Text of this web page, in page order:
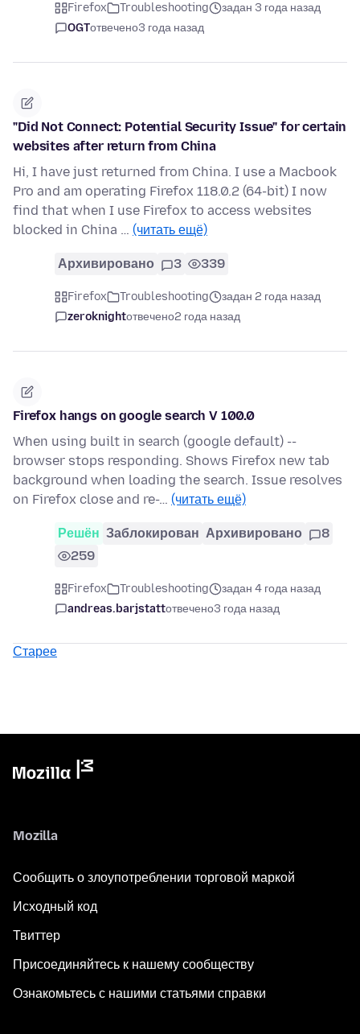
Firefox Troubleshooting
задан 3 года назад
OGTотвечено3 года назад
"Did Not Connect: Potential Security Issue" for certain
websites after return from China
Hi, I have just returned from China. I use a Macbook
Pro and am operating Firefox 118.0.2 (64-bit) I now
find that when I use Firefox to access websites
blocked in China … (читать ещё)
Архивировано 3 339
Firefox Troubleshooting
задан 2 года назад
zeroknightотвечено2 года назад
Firefox hangs on google search V 100.0
When using built in search (google default) --
browser stops responding. Shows Firefox new tab
background when loading the search. Issue resolves
on Firefox close and re-… (читать ещё)
Решён Заблокирован Архивировано
8
259
Firefox Troubleshooting
задан 4 года назад
andreas.barjstattотвечено3 года назад
Старее
Mozilla
Сообщить о злоупотреблении торговой маркой
Исходный код
Твиттер
Присоединяйтесь к нашему сообществу
Ознакомьтесь с нашими статьями справки